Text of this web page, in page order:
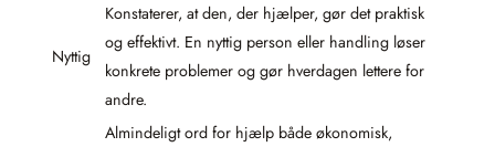
Nyttig
Konstaterer, at den, der hjælper, gør det praktisk
og effektivt. En nyttig person eller handling løser
konkrete problemer og gør hverdagen lettere for
andre.
Almindeligt ord for hjælp både økonomisk,